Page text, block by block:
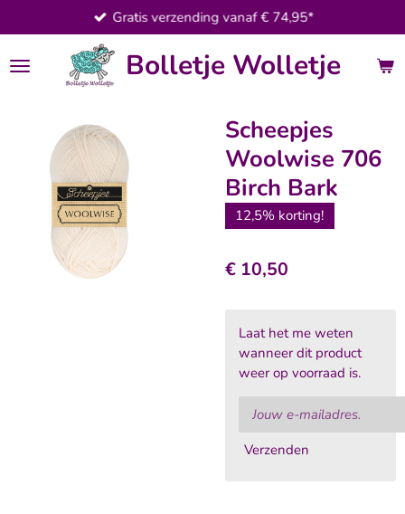
direct
naar
de
Bolletje Wolletje
Gratis verzending vanaf € 74,95*
Scheepjes
Woolwise 706
Birch Bark
12,5% korting!
€ 10,50
Laat het me weten
wanneer dit product
weer op voorraad is.
Verzenden